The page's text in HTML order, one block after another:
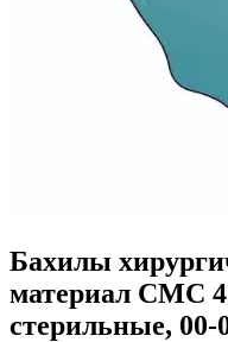
Бахилы
материал СМС
стерильные, 00-